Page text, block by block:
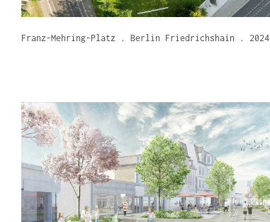
Franz-Mehring-Platz . Berlin Friedrichshain . 2024